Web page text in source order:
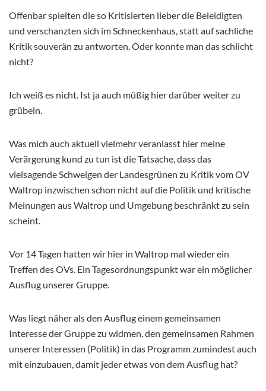
Offenbar spielten die so Kritisierten lieber die Beleidigten
und verschanzten sich im Schneckenhaus, statt auf sachliche
Kritik souverän zu antworten. Oder konnte man das schlicht
nicht?
Ich weiß es nicht. Ist ja auch müßig hier darüber weiter zu
grübeln.
Was mich auch aktuell vielmehr veranlasst hier meine
Verärgerung kund zu tun ist die Tatsache, dass das
vielsagende Schweigen der Landesgrünen zu Kritik vom OV
Waltrop inzwischen schon nicht auf die Politik und kritische
Meinungen aus Waltrop und Umgebung beschränkt zu sein
scheint.
Vor 14 Tagen hatten wir hier in Waltrop mal wieder ein
Treffen des OVs. Ein Tagesordnungspunkt war ein möglicher
Ausflug unserer Gruppe.
Was liegt näher als den Ausflug einem gemeinsamen
Interesse der Gruppe zu widmen, den gemeinsamen Rahmen
unserer Interessen (Politik) in das Programm zumindest auch
mit einzubauen, damit jeder etwas von dem Ausflug hat?